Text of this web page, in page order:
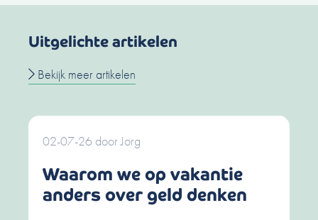
Uitgelichte artikelen
Bekijk meer artikelen
02-07-26 doorJorg
Waarom we op vakantie
anders over geld denken